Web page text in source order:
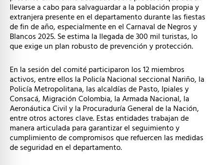
llevarse a cabo para salvaguardar a la población propia y
extranjera presente en el departamento durante las fiestas
de fin de año, especialmente en el Carnaval de Negros y
Blancos 2025. Se estima la llegada de 300 mil turistas, lo
que exige un plan robusto de prevención y protección.
En la sesión del comité participaron los 12 miembros
activos, entre ellos la Policía Nacional seccional Nariño, la
Policía Metropolitana, las alcaldías de Pasto, Ipiales y
Consacá, Migración Colombia, la Armada Nacional, la
Aeronáutica Civil y la Procuraduría General de la Nación,
entre otros actores clave. Estas entidades trabajan de
manera articulada para garantizar el seguimiento y
cumplimiento de compromisos que refuercen las medidas
de seguridad en el departamento.